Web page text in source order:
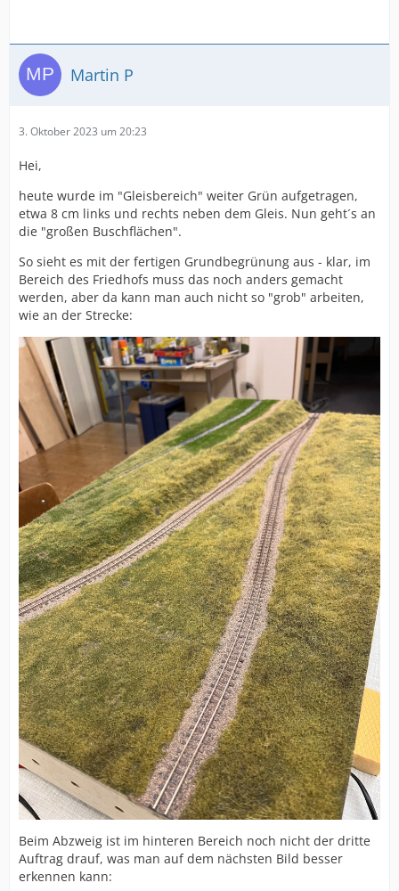
Martin P
3. Oktober 2023 um 20:23
Hei,
heute wurde im "Gleisbereich" weiter Grün aufgetragen,
etwa 8 cm links und rechts neben dem Gleis. Nun geht´s an
die "großen Buschflächen".
So sieht es mit der fertigen Grundbegrünung aus - klar, im
Bereich des Friedhofs muss das noch anders gemacht
werden, aber da kann man auch nicht so "grob" arbeiten,
wie an der Strecke:
Beim Abzweig ist im hinteren Bereich noch nicht der dritte
Auftrag drauf, was man auf dem nächsten Bild besser
erkennen kann: